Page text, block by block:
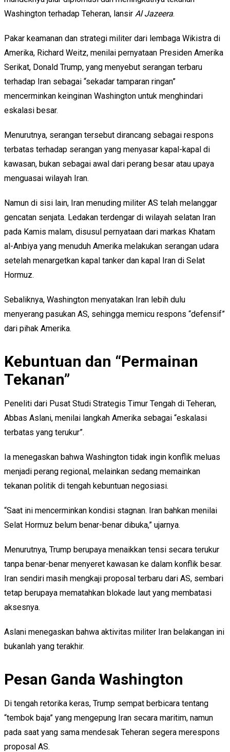
Washington terhadap Teheran, lansir Al Jazeera.
Pakar keamanan dan strategi militer dari lembaga Wikistra di
Amerika, Richard Weitz, menilai pernyataan Presiden Amerika
Serikat, Donald Trump, yang menyebut serangan terbaru
terhadap Iran sebagai “sekadar tamparan ringan”
mencerminkan keinginan Washington untuk menghindari
eskalasi besar.
Menurutnya, serangan tersebut dirancang sebagai respons
terbatas terhadap serangan yang menyasar kapal-kapal di
kawasan, bukan sebagai awal dari perang besar atau upaya
menguasai wilayah Iran.
Namun di sisi lain, Iran menuding militer AS telah melanggar
gencatan senjata. Ledakan terdengar di wilayah selatan Iran
pada Kamis malam, disusul pernyataan dari markas Khatam
al-Anbiya yang menuduh Amerika melakukan serangan udara
setelah menargetkan kapal tanker dan kapal Iran di Selat
Hormuz.
Sebaliknya, Washington menyatakan Iran lebih dulu
menyerang pasukan AS, sehingga memicu respons “defensif”
dari pihak Amerika.
Kebuntuan dan “Permainan
Tekanan”
Peneliti dari Pusat Studi Strategis Timur Tengah di Teheran,
Abbas Aslani, menilai langkah Amerika sebagai “eskalasi
terbatas yang terukur”.
Ia menegaskan bahwa Washington tidak ingin konflik meluas
menjadi perang regional, melainkan sedang memainkan
tekanan politik di tengah kebuntuan negosiasi.
“Saat ini mencerminkan kondisi stagnan. Iran bahkan menilai
Selat Hormuz belum benar-benar dibuka,” ujarnya.
Menurutnya, Trump berupaya menaikkan tensi secara terukur
tanpa benar-benar menyeret kawasan ke dalam konflik besar.
Iran sendiri masih mengkaji proposal terbaru dari AS, sembari
tetap berupaya mematahkan blokade laut yang membatasi
aksesnya.
Aslani menegaskan bahwa aktivitas militer Iran belakangan ini
bukanlah yang terakhir.
Pesan Ganda Washington
Di tengah retorika keras, Trump sempat berbicara tentang
“tembok baja” yang mengepung Iran secara maritim, namun
pada saat yang sama mendesak Teheran segera merespons
proposal AS.